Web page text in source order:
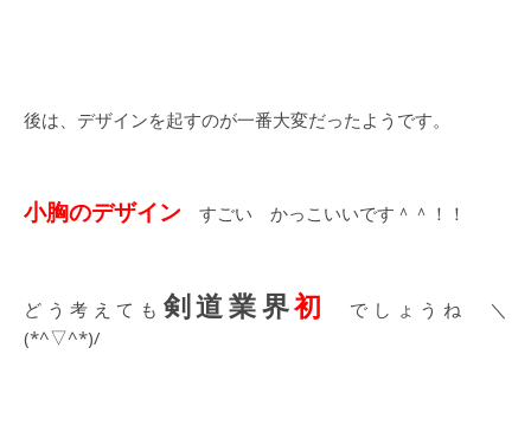
後は、デザインを起すのが一番大変だったようです。
小胸のデザイン すごい かっこいいです＾＾！！
どう考えても 剣道業界初
でしょうね ＼
(*^▽^*)/